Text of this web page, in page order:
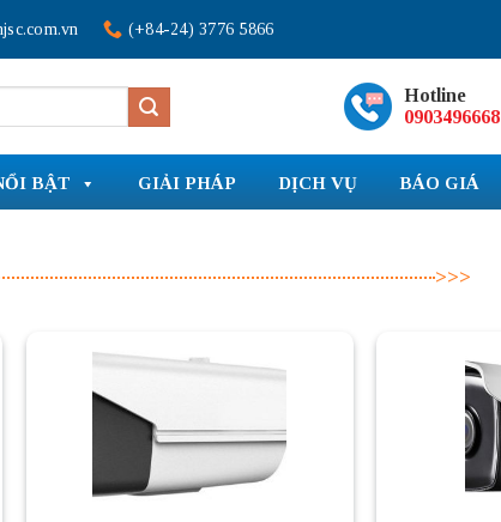
(+84-24) 3776 5866
Hotline
0903496668
BẬT GIẢI PHÁP DỊCH VỤ BÁO GIÁ